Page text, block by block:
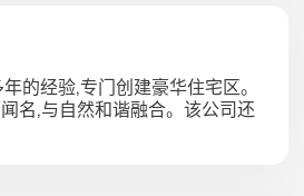
的经验,专门创建豪华住宅区。
名,与自然和谐融合。该公司还